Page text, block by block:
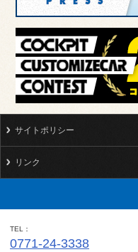
サイトポリシー
リンク
TEL
0771-24-3338